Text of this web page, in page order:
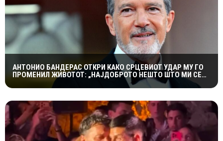
АНТОНИО БАНДЕРАС ОТКРИ КАКО СРЦЕВИОТ УДАР МУ ГО
ПРОМЕНИЛ ЖИВОТОТ: „НАЈДОБРОТО НЕШТО ШТО МИ СЕ
СЛУЧИЛО“